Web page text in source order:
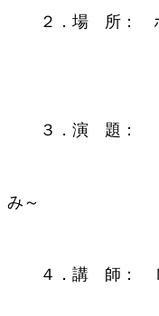
２．場 所： ホテ
（仙台市青
３．演 題： 『新
～ＮＴＴフ
み～
４．講 師： Ｎ